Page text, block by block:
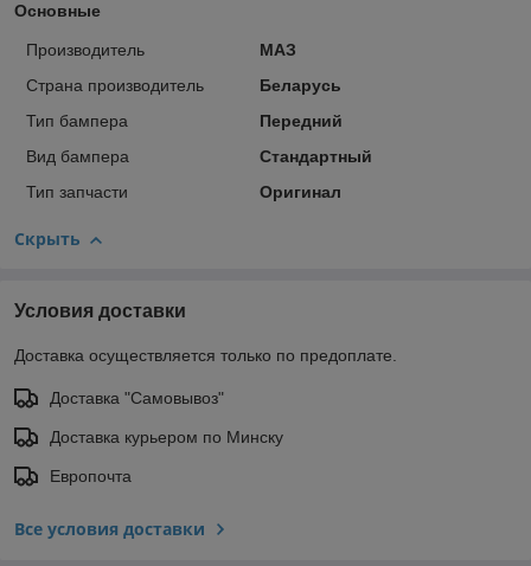
Основные
Производитель
МАЗ
Страна производитель
Беларусь
Тип бампера
Передний
Вид бампера
Стандартный
Тип запчасти
Оригинал
Скрыть
Условия доставки
Доставка осуществляется только по предоплате.
Доставка "Самовывоз"
Доставка курьером по Минску
Европочта
Все условия доставки